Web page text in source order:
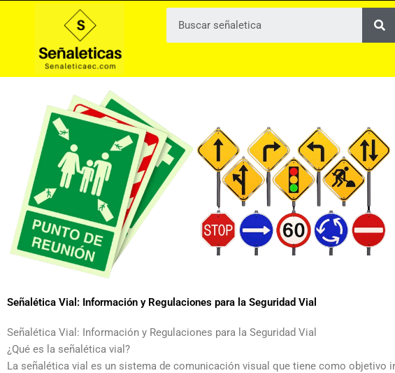
Señalética Vial: Información y Regulaciones para la Seguridad Vial
Señalética Vial: Información y Regulaciones para la Seguridad Vial
¿Qué es la señalética vial?
La señalética vial es un sistema de comunicación visual que tiene como